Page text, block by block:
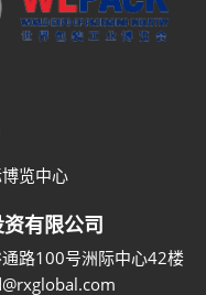
博览中心
有限公司
通路100号洲际中心42楼